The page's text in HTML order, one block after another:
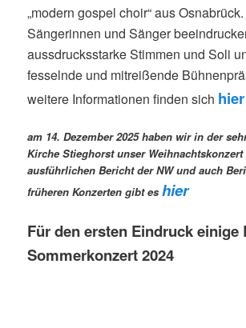
„modern gospel choir“ aus
Sängerinnen und Sänger
aussdrucksstarke Stimmen und Soli
fesselnde und mitreißende
weitere Informationen finden sich hier
am 14. Dezember 2025 haben wir in der
Kirche Stieghorst unser
ausführlichen Bericht der NW und auch
früheren Konzerten gibt eshier
Für den ersten Eindruck einige
Sommerkonzert 2024